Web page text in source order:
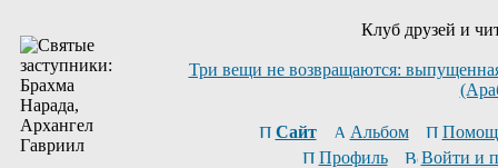
Клуб друзей и
Три вещи не возвращаются:
Сайт Альбом
Профиль
Войти и